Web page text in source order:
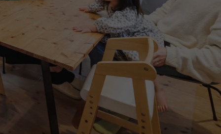
プライバシーポリシー
賃貸管理サイトはこちら
会社に関することや物件についての
お問い合わせはこちらから